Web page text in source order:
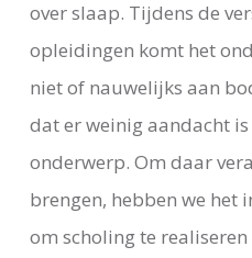
over slaap. Tijdens de
opleidingen komt het
niet of nauwelijks aan
dat er weinig aandacht
onderwerp. Om daar
brengen, hebben we het
om scholing te